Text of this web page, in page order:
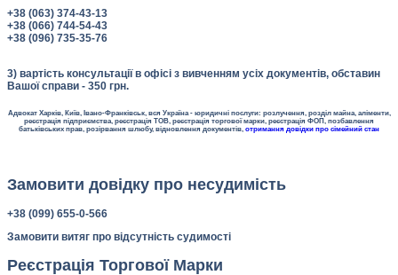
+38 (063) 374-43-13
+38 (066) 744-54-43
+38 (096) 735-35-76
3) вартість консультації в офісі з вивченням усіх документів, обставин
Вашої справи - 350 грн.
Адвокат Харків, Київ, Івано-Франківськ, вся Україна - юридичні послуги: розлучення, розділ майна, аліменти,
реєстрація підприємства, реєстрація ТОВ, реєстрація торгової марки, реєстрація ФОП, позбавлення
батьківських прав, розірвання шлюбу, відновлення документів, отримання довідки про сімейний стан
Замовити довідку про несудимість
+38 (099) 655-0-566
Замовити витяг про відсутність судимості
Реєстрація Торгової Марки